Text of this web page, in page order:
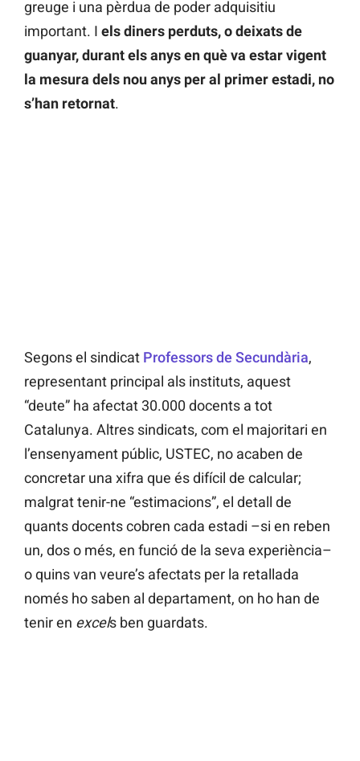
greuge i una pèrdua de poder adquisitiu
important. I els diners perduts, o deixats de
guanyar, durant els anys en què va estar vigent
la mesura dels nou anys per al primer estadi, no
s’han retornat.
Segons el sindicat Professors de Secundària,
representant principal als instituts, aquest
“deute” ha afectat 30.000 docents a tot
Catalunya. Altres sindicats, com el majoritari en
l’ensenyament públic, USTEC, no acaben de
concretar una xifra que és difícil de calcular;
malgrat tenir-ne “estimacions”, el detall de
quants docents cobren cada estadi –si en reben
un, dos o més, en funció de la seva experiència–
o quins van veure’s afectats per la retallada
només ho saben al departament, on ho han de
tenir en excels ben guardats.